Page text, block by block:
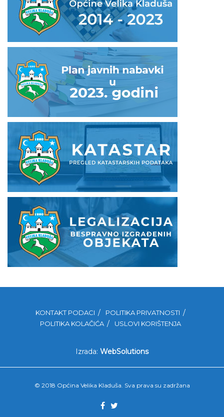
KONTAKT PODACI
POLITIKA PRIVATNOSTI
POLITIKA KOLAČIĆA
USLOVI KORIŠTENJA
Izrada: WebSolutions
© 2018 Općina Velika Kladuša. Sva prava su zadržana